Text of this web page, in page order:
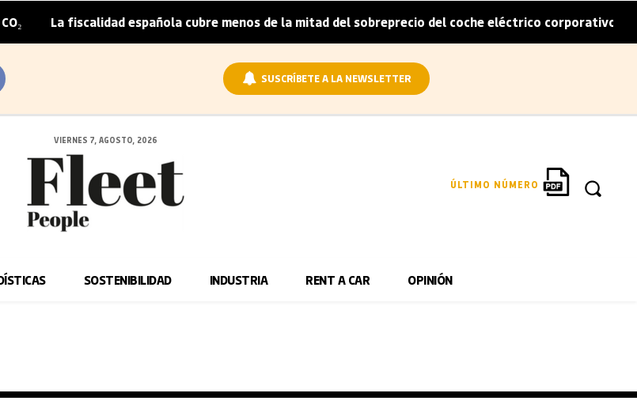
| La fiscalidad española cubre menos de la mitad del sobreprecio del coche eléctrico corporativo |
SUSCRÍBETE A LA NEWSLETTER
VIERNES 7, AGOSTO, 2026
ÚLTIMO NÚMERO
SOSTENIBILIDAD INDUSTRIA RENT A CAR OPINIÓN